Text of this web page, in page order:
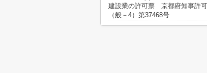
建設業の許可票 京都府知事許可
（般－4）第37468号